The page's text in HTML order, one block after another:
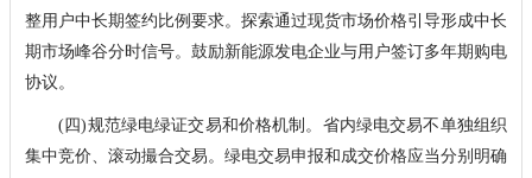
整用户中长期签约比例要求。探索通过现货市场价格引导形成中长
期市场峰谷分时信号。鼓励新能源发电企业与用户签订多年期购电
协议。
(四)规范绿电绿证交易和价格机制。省内绿电交易不单独组织
集中竞价、滚动撮合交易。绿电交易申报和成交价格应当分别明确